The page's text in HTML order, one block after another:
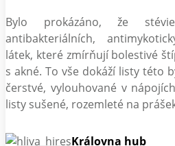
Bylo prokázáno, že
antibakteriálních,
látek, které zmírňují bolestivé
s akné. To vše dokáží listy této
čerstvé, vylouhované v
listy sušené, rozemleté na
Královna hub